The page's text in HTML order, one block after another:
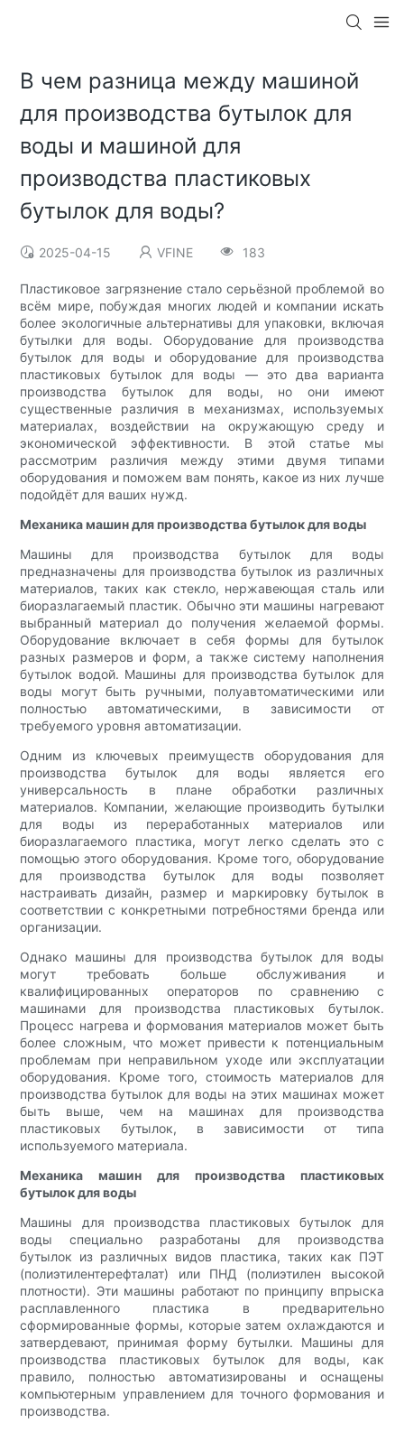
В чем разница между машиной
для производства бутылок для
воды и машиной для
производства пластиковых
бутылок для воды?
2025-04-15 VFINE 183
Пластиковое загрязнение стало серьёзной проблемой во
всём мире, побуждая многих людей и компании искать
более экологичные альтернативы для упаковки, включая
бутылки для воды. Оборудование для производства
бутылок для воды и оборудование для производства
пластиковых бутылок для воды — это два варианта
производства бутылок для воды, но они имеют
существенные различия в механизмах, используемых
материалах, воздействии на окружающую среду и
экономической эффективности. В этой статье мы
рассмотрим различия между этими двумя типами
оборудования и поможем вам понять, какое из них лучше
подойдёт для ваших нужд.
Механика машин для производства бутылок для воды
Машины для производства бутылок для воды
предназначены для производства бутылок из различных
материалов, таких как стекло, нержавеющая сталь или
биоразлагаемый пластик. Обычно эти машины нагревают
выбранный материал до получения желаемой формы.
Оборудование включает в себя формы для бутылок
разных размеров и форм, а также систему наполнения
бутылок водой. Машины для производства бутылок для
воды могут быть ручными, полуавтоматическими или
полностью автоматическими, в зависимости от
требуемого уровня автоматизации.
Одним из ключевых преимуществ оборудования для
производства бутылок для воды является его
универсальность в плане обработки различных
материалов. Компании, желающие производить бутылки
для воды из переработанных материалов или
биоразлагаемого пластика, могут легко сделать это с
помощью этого оборудования. Кроме того, оборудование
для производства бутылок для воды позволяет
настраивать дизайн, размер и маркировку бутылок в
соответствии с конкретными потребностями бренда или
организации.
Однако машины для производства бутылок для воды
могут требовать больше обслуживания и
квалифицированных операторов по сравнению с
машинами для производства пластиковых бутылок.
Процесс нагрева и формования материалов может быть
более сложным, что может привести к потенциальным
проблемам при неправильном уходе или эксплуатации
оборудования. Кроме того, стоимость материалов для
производства бутылок для воды на этих машинах может
быть выше, чем на машинах для производства
пластиковых бутылок, в зависимости от типа
используемого материала.
Механика машин для производства пластиковых
бутылок для воды
Машины для производства пластиковых бутылок для
воды специально разработаны для производства
бутылок из различных видов пластика, таких как ПЭТ
(полиэтилентерефталат) или ПНД (полиэтилен высокой
плотности). Эти машины работают по принципу впрыска
расплавленного пластика в предварительно
сформированные формы, которые затем охлаждаются и
затвердевают, принимая форму бутылки. Машины для
производства пластиковых бутылок для воды, как
правило, полностью автоматизированы и оснащены
компьютерным управлением для точного формования и
производства.